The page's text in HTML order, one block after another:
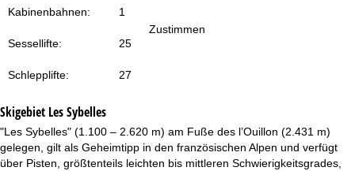
Zustimmen
Kabinenbahnen: 1
Sessellifte: 25
Schlepplifte: 27
Skigebiet Les Sybelles
"Les Sybelles" (1.100 – 2.620 m) am Fuße des l’Ouillon (2.431 m)
gelegen, gilt als Geheimtipp in den französischen Alpen und verfügt
über Pisten, größtenteils leichten bis mittleren Schwierigkeitsgrades,